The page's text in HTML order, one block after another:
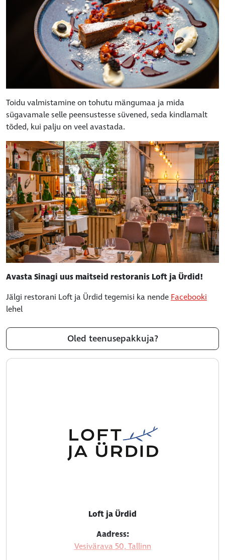
Toidu valmistamine on tohutu mängumaa ja mida
sügavamale selle peensustesse süvened, seda kindlamalt
tõded, kui palju on veel avastada.
Avasta Sinagi uus maitseid restoranis Loft ja Ürdid!
Jälgi restorani Loft ja Ürdid tegemisi ka nende Facebooki
lehel
Oled teenusepakkuja?
Loft ja Ürdid
Aadress:
Vesivärava 50, Tallinn